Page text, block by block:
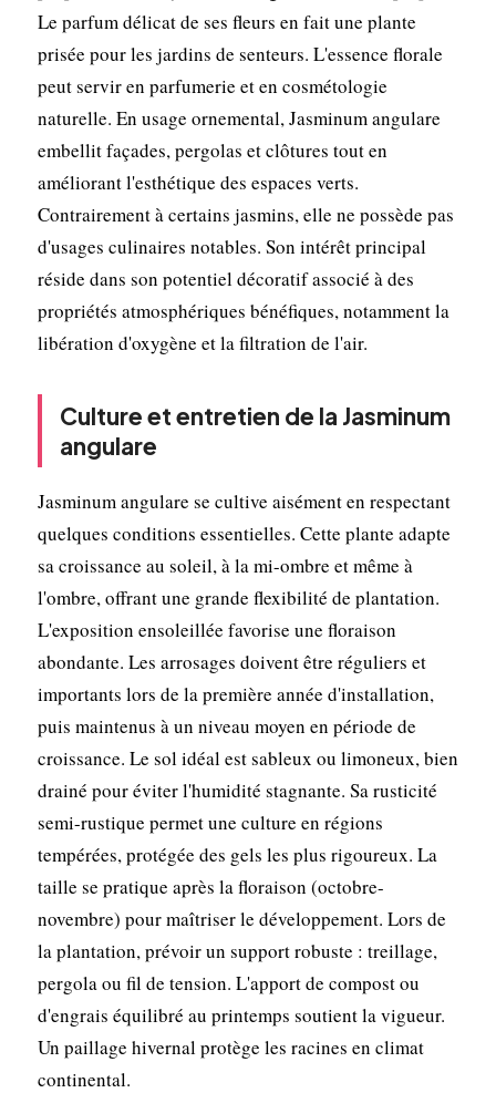
Le parfum délicat de ses fleurs en fait une plante
prisée pour les jardins de senteurs. L'essence florale
peut servir en parfumerie et en cosmétologie
naturelle. En usage ornemental, Jasminum angulare
embellit façades, pergolas et clôtures tout en
améliorant l'esthétique des espaces verts.
Contrairement à certains jasmins, elle ne possède pas
d'usages culinaires notables. Son intérêt principal
réside dans son potentiel décoratif associé à des
propriétés atmosphériques bénéfiques, notamment la
libération d'oxygène et la filtration de l'air.
Culture et entretien de la Jasminum
angulare
Jasminum angulare se cultive aisément en respectant
quelques conditions essentielles. Cette plante adapte
sa croissance au soleil, à la mi-ombre et même à
l'ombre, offrant une grande flexibilité de plantation.
L'exposition ensoleillée favorise une floraison
abondante. Les arrosages doivent être réguliers et
importants lors de la première année d'installation,
puis maintenus à un niveau moyen en période de
croissance. Le sol idéal est sableux ou limoneux, bien
drainé pour éviter l'humidité stagnante. Sa rusticité
semi-rustique permet une culture en régions
tempérées, protégée des gels les plus rigoureux. La
taille se pratique après la floraison (octobre-
novembre) pour maîtriser le développement. Lors de
la plantation, prévoir un support robuste : treillage,
pergola ou fil de tension. L'apport de compost ou
d'engrais équilibré au printemps soutient la vigueur.
Un paillage hivernal protège les racines en climat
continental.